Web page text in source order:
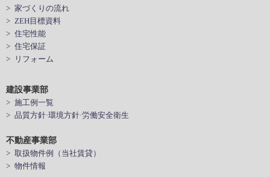
> 家づくりの流れ
> ZEH目標資料
> 住宅性能
> 住宅保証
> リフォーム
建設事業部
> 施工例一覧
> 品質方針·環境方針·労働安全衛生
不動産事業部
> 取扱物件例（当社賃貸）
> 物件情報